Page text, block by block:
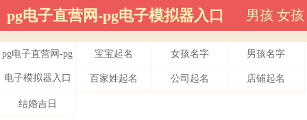
pg电子直营网-pg电子模拟器入口 男孩 女孩
pg电子直营网-pg
电子模拟器入口
宝宝起名 女孩名字 男孩名字
百家姓起名 公司起名 店铺起名
结婚吉日